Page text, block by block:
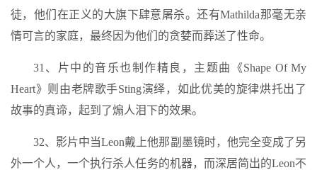
徒，他们在正义的大旗下肆意屠杀。还有Mathilda那毫无亲
情可言的家庭，最终因为他们的贪婪而葬送了性命。
31、片中的音乐也制作精良，主题曲《Shape Of My
Heart》则由老牌歌手Sting演绎，如此优美的旋律烘托出了
故事的真谛，起到了煽人泪下的效果。
32、影片中当Leon戴上他那副墨镜时，他完全变成了另
外一个人，一个执行杀人任务的机器，而深居简出的Leon不